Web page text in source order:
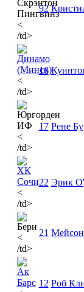
<
/td>
92
<
/td>
16
<
/td>
17 Рене
<
/td>
22 Эрик
<
/td>
21
12 Роб